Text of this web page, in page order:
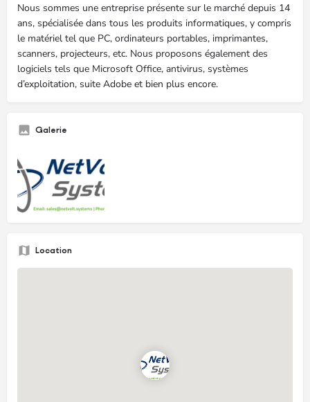
Nous sommes une entreprise présente sur le marché depuis 14
ans, spécialisée dans tous les produits informatiques, y compris
le matériel tel que PC, ordinateurs portables, imprimantes,
scanners, projecteurs, etc. Nous proposons également des
logiciels tels que Microsoft Office, antivirus, systèmes
d’exploitation, suite Adobe et bien plus encore.
Galerie
Location